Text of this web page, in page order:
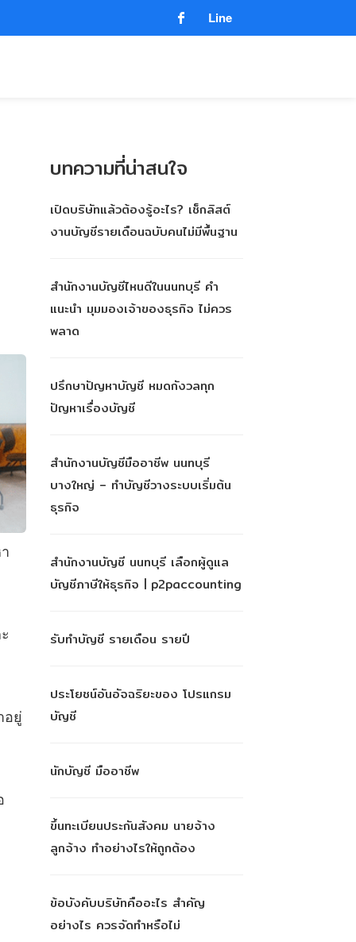
Line
อยู่
บทความที่น่าสนใจ
เปิดบริษัทแล้วต้องรู้อะไร? เช็กลิสต์
งานบัญชีรายเดือนฉบับคนไม่มีพื้นฐาน
สำนักงานบัญชีไหนดีในนนทบุรี คำ
แนะนำ มุมมองเจ้าของธุรกิจ ไม่ควร
พลาด
ปรึกษาปัญหาบัญชี หมดกังวลทุก
ปัญหาเรื่องบัญชี
สำนักงานบัญชีมืออาชีพ นนทบุรี
บางใหญ่ – ทำบัญชีวางระบบเริ่มต้น
ธุรกิจ
สำนักงานบัญชี นนทบุรี เลือกผู้ดูแล
บัญชีภาษีให้ธุรกิจ | p2paccounting
รับทำบัญชี รายเดือน รายปี
ประโยชน์อันอัจฉริยะของ โปรแกรม
บัญชี
นักบัญชี มืออาชีพ
ขึ้นทะเบียนประกันสังคม นายจ้าง
ลูกจ้าง ทำอย่างไรให้ถูกต้อง
ข้อบังคับบริษัทคืออะไร สำคัญ
อย่างไร ควรจัดทำหรือไม่